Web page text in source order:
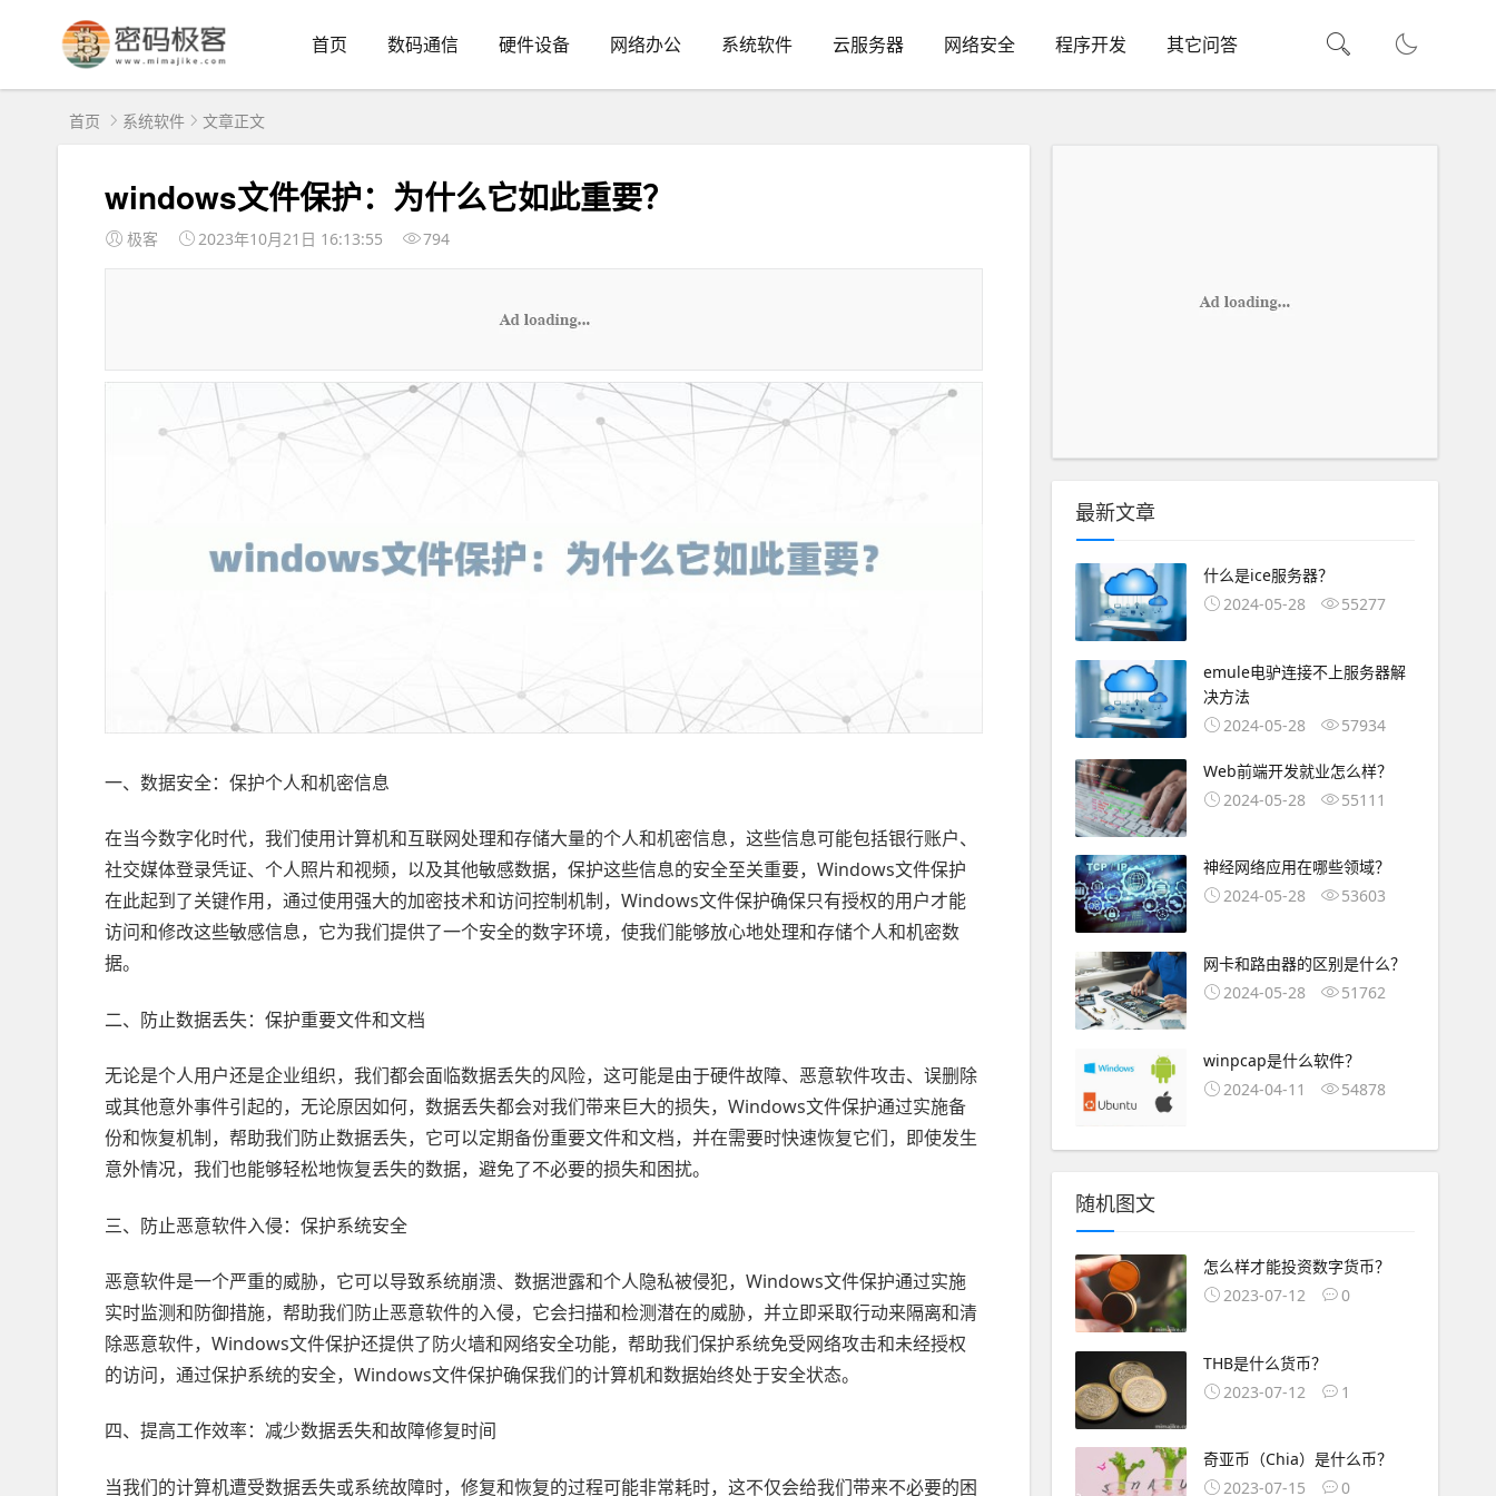
首页 数码通信 硬件设备 网络办公 系统软件 云服务器 网络安全 程序开发 其它问答
首页 系统软件 文章正文
windows文件保护：为什么它如此重要？
极客 2023年10月21日 16:13:55 794
一、数据安全：保护个人和机密信息
在当今数字化时代，我们使用计算机和互联网处理和存储大量的个人和机密信息，这些信息可能包括银行账户、
社交媒体登录凭证、个人照片和视频，以及其他敏感数据，保护这些信息的安全至关重要，Windows文件保护
在此起到了关键作用，通过使用强大的加密技术和访问控制机制，Windows文件保护确保只有授权的用户才能
访问和修改这些敏感信息，它为我们提供了一个安全的数字环境，使我们能够放心地处理和存储个人和机密数
据。
二、防止数据丢失：保护重要文件和文档
无论是个人用户还是企业组织，我们都会面临数据丢失的风险，这可能是由于硬件故障、恶意软件攻击、误删除
或其他意外事件引起的，无论原因如何，数据丢失都会对我们带来巨大的损失，Windows文件保护通过实施备
份和恢复机制，帮助我们防止数据丢失，它可以定期备份重要文件和文档，并在需要时快速恢复它们，即使发生
意外情况，我们也能够轻松地恢复丢失的数据，避免了不必要的损失和困扰。
三、防止恶意软件入侵：保护系统安全
恶意软件是一个严重的威胁，它可以导致系统崩溃、数据泄露和个人隐私被侵犯，Windows文件保护通过实施
实时监测和防御措施，帮助我们防止恶意软件的入侵，它会扫描和检测潜在的威胁，并立即采取行动来隔离和清
除恶意软件，Windows文件保护还提供了防火墙和网络安全功能，帮助我们保护系统免受网络攻击和未经授权
的访问，通过保护系统的安全，Windows文件保护确保我们的计算机和数据始终处于安全状态。
四、提高工作效率：减少数据丢失和故障修复时间
当我们的计算机遭受数据丢失或系统故障时，修复和恢复的过程可能非常耗时，这不仅会给我们带来不必要的困
最新文章
什么是ice服务器？
2024-05-28
55277
emule电驴连接不上服务器解
决方法
2024-05-28
57934
Web前端开发就业怎么样？
2024-05-28
55111
神经网络应用在哪些领域？
2024-05-28
53603
网卡和路由器的区别是什么？
2024-05-28
51762
winpcap是什么软件？
2024-04-11
54878
随机图文
怎么样才能投资数字货币？
2023-07-12
0
THB是什么货币？
2023-07-12
1
奇亚币（Chia）是什么币？
2023-07-15
0